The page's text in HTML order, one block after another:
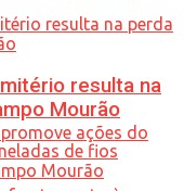
resulta na
Mourão